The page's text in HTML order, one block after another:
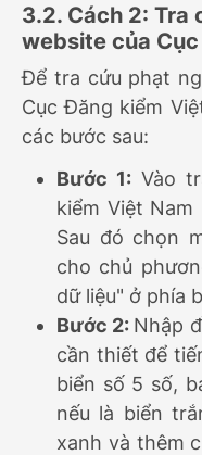
3.2. Cách 2: Tra
website của
Để tra cứu phạt
Cục Đăng kiểm
các bước sau:
Bước 1: Vào
kiểm Việt
Sau đó chọn
cho chủ
dữ liệu" ở phía
Bước 2: Nhập
cần thiết để
biển số 5 số,
nếu là biển
xanh và thêm